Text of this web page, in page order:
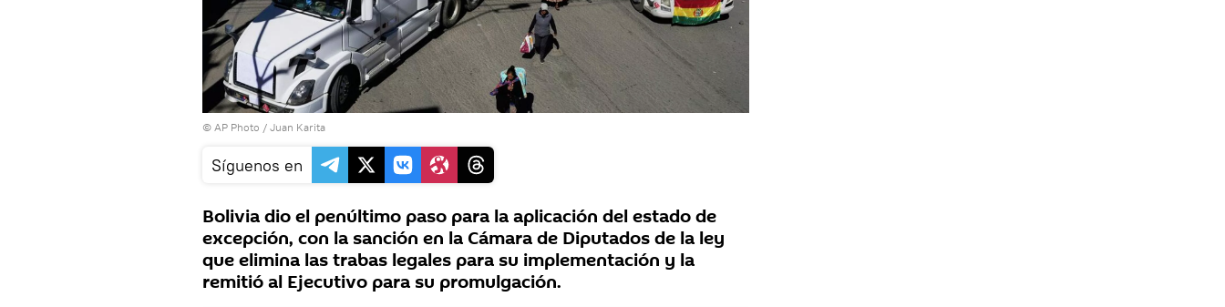
© AP Photo / Juan Karita
Síguenos en
Bolivia dio el penúltimo paso para la aplicación del estado de
excepción, con la sanción en la Cámara de Diputados de la ley
que elimina las trabas legales para su implementación y la
remitió al Ejecutivo para su promulgación.